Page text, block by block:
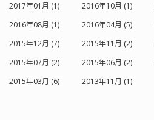
2017年01月 (1)
2016年10月 (1)
2016年08月 (1)
2016年04月 (5)
2015年12月 (7)
2015年11月 (2)
2015年07月 (2)
2015年06月 (2)
2015年03月 (6)
2013年11月 (1)